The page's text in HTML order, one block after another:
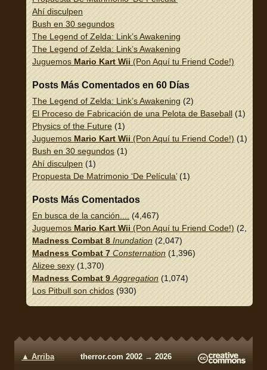
Ahí disculpen
Bush en 30 segundos
The Legend of Zelda: Link’s Awakening
The Legend of Zelda: Link’s Awakening
Juguemos Mario Kart Wii (Pon Aquí tu Friend Code!)
Posts Más Comentados en 60 Días
The Legend of Zelda: Link’s Awakening (2)
El Proceso de Fabricación de una Pelota de Baseball (1)
Physics of the Future (1)
Juguemos Mario Kart Wii (Pon Aquí tu Friend Code!) (1)
Bush en 30 segundos (1)
Ahí disculpen (1)
Propuesta De Matrimonio ‘De Película’(1)
Posts Más Comentados
En busca de la canción....
(4,467)
Juguemos Mario Kart Wii (Pon Aquí tu Friend Code!) (2,337)
Madness Combat 8 Inundation (2,047)
Madness Combat 7 Consternation (1,396)
Alizee sexy (1,370)
Madness Combat 9 Aggregation (1,074)
Los Pitbull son chidos (930)
▲ Arriba therror.com 2002 → 2026